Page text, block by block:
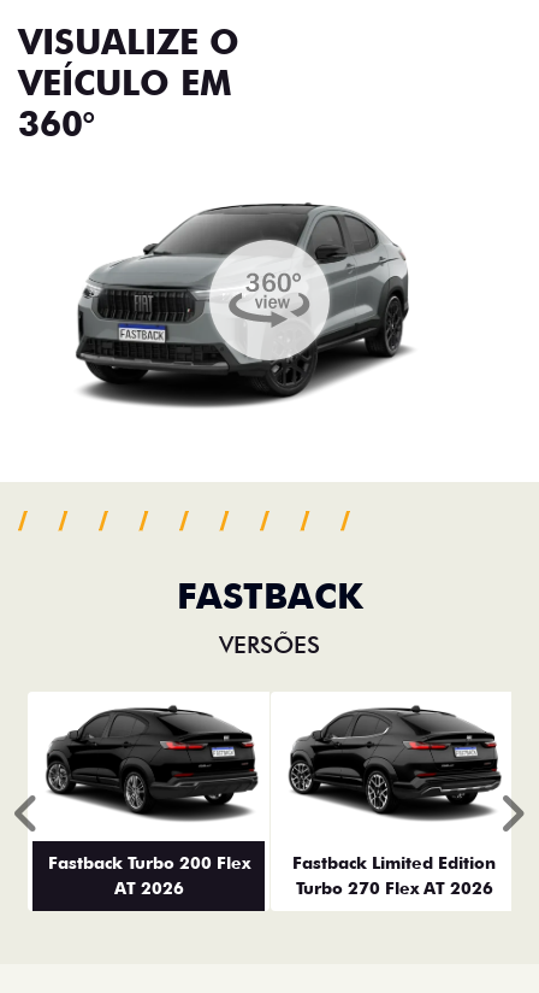
VISUALIZE O
VEÍCULO EM
360°
FASTBACK
VERSÕES
Fastback Turbo 200 Flex
AT 2026
Fastback Limited Edition
Turbo 270 Flex AT 2026
Anterior